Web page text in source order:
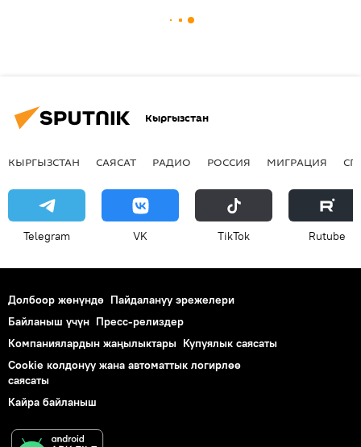
Кыргызстан
КЫРГЫЗСТАН САЯСАТ РАДИО РОССИЯ МИГРАЦИЯ
Telegram VK ТikТоk Rutube
Долбоор жөнүндө Пайдалануу эрежелери
Байланыш үчүн Пресс-релиздер
Компаниялардын жаңылыктары Купуялык саясаты
Cookie колдонуу жана автоматтык логирлөө
саясаты
Кайра байланыш